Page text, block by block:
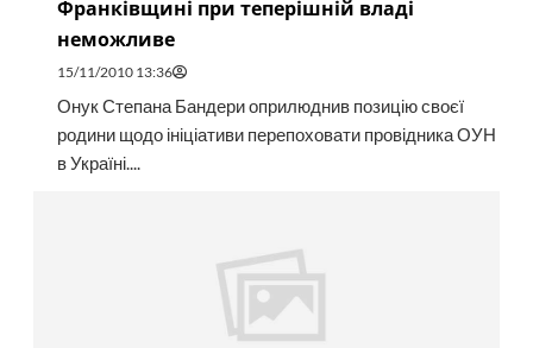
Франківщині при теперішній владі
неможливе
15/11/2010 13:36
Онук Степана Бандери оприлюднив позицію своєї
родини щодо ініціативи перепоховати провідника ОУН
в Україні....